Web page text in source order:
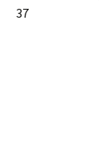
37